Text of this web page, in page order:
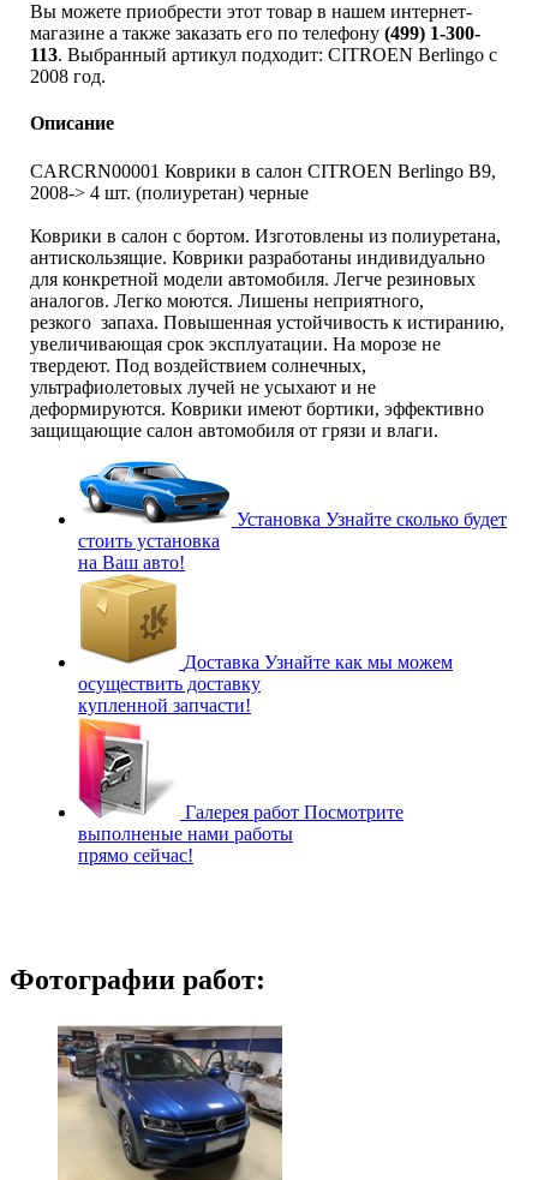
Вы можете приобрести этот товар в нашем интернет-
магазине а также заказать его по телефону (499) 1-300-
113. Выбранный артикул подходит: CITROEN Berlingo c
2008 год.
Описание
CARCRN00001 Коврики в салон CITROEN Berlingo B9,
2008-> 4 шт. (полиуретан) черные
Коврики в салон с бортом. Изготовлены из полиуретана,
антискользящие. Коврики разработаны индивидуально
для конкретной модели автомобиля. Легче резиновых
аналогов. Легко моются. Лишены неприятного,
резкого запаха. Повышенная устойчивость к истиранию,
увеличивающая срок эксплуатации. На морозе не
твердеют. Под воздействием солнечных,
ультрафиолетовых лучей не усыхают и не
деформируются. Коврики имеют бортики, эффективно
защищающие салон автомобиля от грязи и влаги.
Установка Узнайте сколько будет
стоить установка
на Ваш авто!
Доставка Узнайте как мы можем
осуществить доставку
купленной запчасти!
Галерея работ Посмотрите
выполненые нами работы
прямо сейчас!
Фотографии работ: